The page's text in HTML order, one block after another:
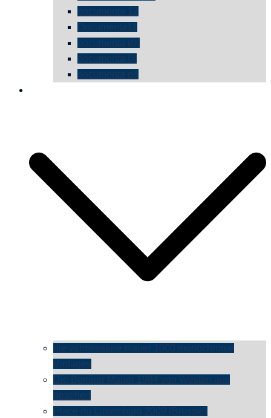
documenta 12
Documenta11
documenta dX
documenta IX
documenta d8
die vermessene mauer 1000 monochrome
Vintages
Die Berliner Mauer 1984 von Westen aus
gesehen
Place du Luxemburg 2009 (Brüssel)